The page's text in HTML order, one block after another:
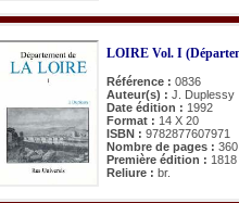
LOIRE Vol. I
Référence : 0836
Auteur(s) : J. Duplessy
Date édition : 1992
Format : 14 X 20
ISBN : 9782877607971
Nombre de pages : 360
Première édition : 1818
Reliure : br.